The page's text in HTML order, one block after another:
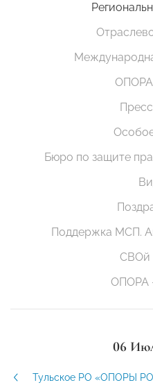
ОПОРА
Бюро по защите
Поддержка МСП.
СВОй
ОПОРА
06
Тульское РО «ОПОРЫ